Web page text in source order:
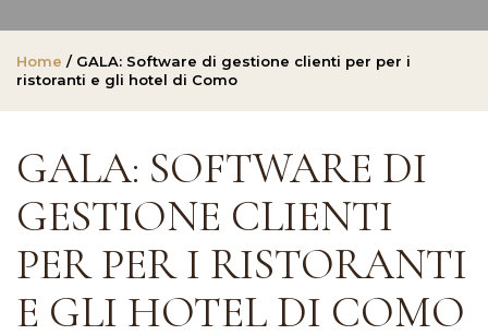
Home / GALA: Software di gestione clienti per per i
ristoranti e gli hotel di Como
GALA: SOFTWARE DI
GESTIONE CLIENTI
PER PER I RISTORANTI
E GLI HOTEL DI COMO